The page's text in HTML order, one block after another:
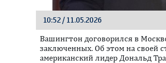
10:52 / 11.05.2026
Вашингтон договорился в
заключенных. Об этом на своей
американский лидер Дональд